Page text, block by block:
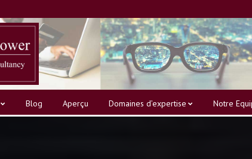
Blog Aperçu Domaines d’expertise Notre